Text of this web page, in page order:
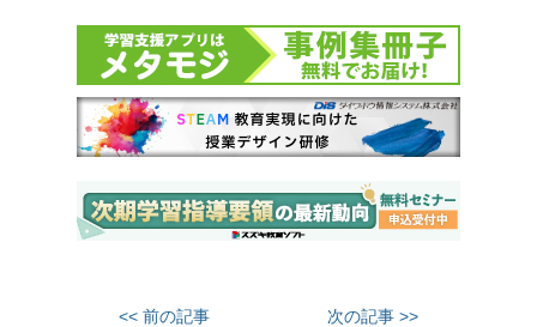
<< 前の記事 次の記事 >>